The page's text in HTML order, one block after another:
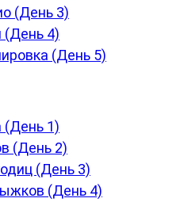
(День 3)
(День 4)
(День 5)
(День 1)
(День 2)
(День 3)
(День 4)